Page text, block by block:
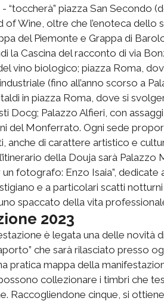
“toccherà” piazza San Secondo
of Wine, oltre che l’enoteca dello
del Piemonte e Grappa di
la Cascina del racconto di via
vino biologico; piazza Roma,
(fino all’anno scorso a
in piazza Roma, dove si
Docg; Palazzo Alfieri, con
del Monferrato. Ogni sede
anche di carattere artistico e
della Douja sarà
fotografo: Enzo Isaia”,
e a particolari scatti notturni
spaccato della vita
2023
è legata una delle novità
che sarà rilasciato presso
pratica mappa della
collezionare i timbri che
Raccogliendone cinque, si